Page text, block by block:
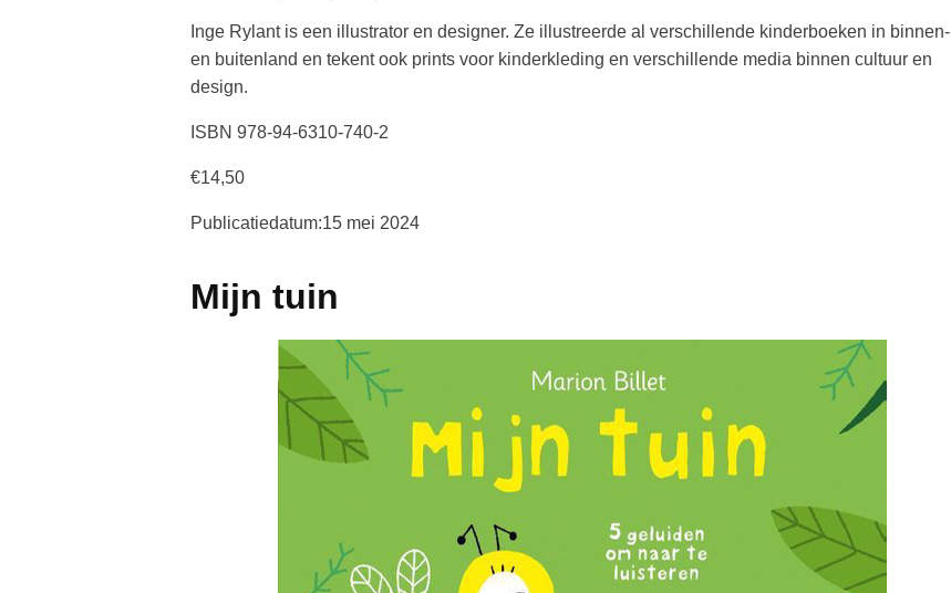
Inge Rylant is een illustrator en designer. Ze illustreerde al verschillende kinderboeken in binnen-
en buitenland en tekent ook prints voor kinderkleding en verschillende media binnen cultuur en
design.
ISBN 978-94-6310-740-2
€14,50
Publicatiedatum:15 mei 2024
Mijn tuin